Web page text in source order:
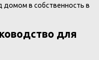
для